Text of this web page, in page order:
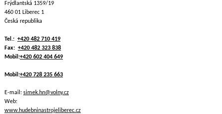
Frýdlantská 1359/19
460 01 Liberec 1
Česká republika
Tel.: +420 482 710 419
Fax: +420 482 323 838
Mobil:+420 602 404 649
Mobil:+420 728 235 663
E-mail: simek.hn@volny.cz
Web:
www.hudebninastrojeliberec.cz